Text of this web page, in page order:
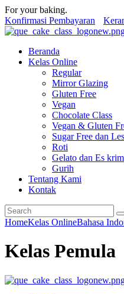
For your baking.
Konfirmasi Pembayaran
Beranda
Kelas Online
Regular
Mirror Glazing
Gluten Free
Vegan
Chocolate Class
Vegan & Gluten
Sugar Free dan
Roti
Gelato dan Es krim
Gurih
Tentang Kami
Kontak
HomeKelas OnlineBahasa
Kelas Pemula